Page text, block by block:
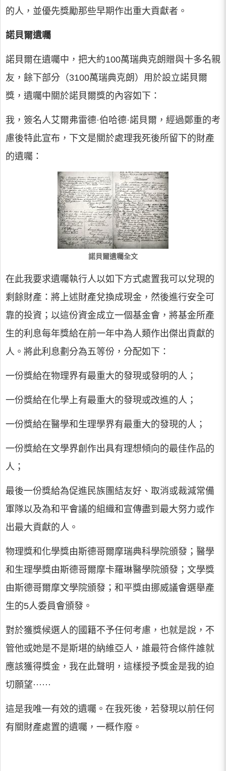
的人，並優先獎勵那些早期作出重大貢獻者。
諾貝爾遺囑
諾貝爾在遺囑中，把大約100萬瑞典克朗贈與十多名親
友，餘下部分（3100萬瑞典克朗）用於設立諾貝爾
獎，遺囑中關於諾貝爾獎的內容如下：
我，簽名人艾爾弗雷德·伯哈德·諾貝爾，經過鄭重的考
慮後特此宣布，下文是關於處理我死後所留下的財產
的遺囑：
諾貝爾遺囑全文
在此我要求遺囑執行人以如下方式處置我可以兌現的
剩餘財產：將上述財產兌換成現金，然後進行安全可
靠的投資；以這份資金成立一個基金會，將基金所產
生的利息每年獎給在前一年中為人類作出傑出貢獻的
人。將此利息劃分為五等份，分配如下：
一份獎給在物理界有最重大的發現或發明的人；
一份獎給在化學上有最重大的發現或改進的人；
一份獎給在醫學和生理學界有最重大的發現的人；
一份獎給在文學界創作出具有理想傾向的最佳作品的
人；
最後一份獎給為促進民族團結友好、取消或裁減常備
軍隊以及為和平會議的組織和宣傳盡到最大努力或作
出最大貢獻的人。
物理獎和化學獎由斯德哥爾摩瑞典科學院頒發；醫學
和生理學獎由斯德哥爾摩卡羅琳醫學院頒發；文學獎
由斯德哥爾摩文學院頒發；和平獎由挪威議會選舉產
生的5人委員會頒發。
對於獲獎候選人的國籍不予任何考慮，也就是說，不
管他或她是不是斯堪的納維亞人，誰最符合條件誰就
應該獲得獎金，我在此聲明，這樣授予獎金是我的迫
切願望······
這是我唯一有效的遺囑。在我死後，若發現以前任何
有關財產處置的遺囑，一概作廢。